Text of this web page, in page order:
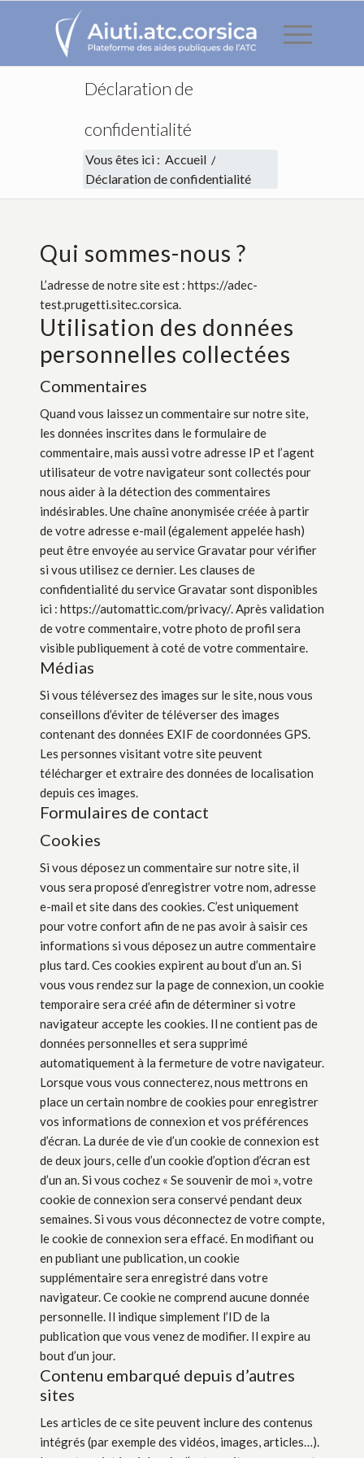
Déclaration de
confidentialité
Vous êtes ici : Accueil /
Déclaration de confidentialité
Déclaration de
Qui sommes-nous ?
L’adresse de notre site est : https://adec-
test.prugetti.sitec.corsica.
Utilisation des données
personnelles collectées
Commentaires
Quand vous laissez un commentaire sur notre site,
les données inscrites dans le formulaire de
commentaire, mais aussi votre adresse IP et l’agent
utilisateur de votre navigateur sont collectés pour
nous aider à la détection des commentaires
indésirables. Une chaîne anonymisée créée à partir
de votre adresse e-mail (également appelée hash)
peut être envoyée au service Gravatar pour vérifier
si vous utilisez ce dernier. Les clauses de
confidentialité du service Gravatar sont disponibles
ici : https://automattic.com/privacy/. Après validation
de votre commentaire, votre photo de profil sera
visible publiquement à coté de votre commentaire.
Médias
Si vous téléversez des images sur le site, nous vous
conseillons d’éviter de téléverser des images
contenant des données EXIF de coordonnées GPS.
Les personnes visitant votre site peuvent
télécharger et extraire des données de localisation
depuis ces images.
Formulaires de contact
Cookies
Si vous déposez un commentaire sur notre site, il
vous sera proposé d’enregistrer votre nom, adresse
e-mail et site dans des cookies. C’est uniquement
pour votre confort afin de ne pas avoir à saisir ces
informations si vous déposez un autre commentaire
plus tard. Ces cookies expirent au bout d’un an. Si
vous vous rendez sur la page de connexion, un cookie
temporaire sera créé afin de déterminer si votre
navigateur accepte les cookies. Il ne contient pas de
données personnelles et sera supprimé
automatiquement à la fermeture de votre navigateur.
Lorsque vous vous connecterez, nous mettrons en
place un certain nombre de cookies pour enregistrer
vos informations de connexion et vos préférences
d’écran. La durée de vie d’un cookie de connexion est
de deux jours, celle d’un cookie d’option d’écran est
d’un an. Si vous cochez « Se souvenir de moi », votre
cookie de connexion sera conservé pendant deux
semaines. Si vous vous déconnectez de votre compte,
le cookie de connexion sera effacé. En modifiant ou
en publiant une publication, un cookie
supplémentaire sera enregistré dans votre
navigateur. Ce cookie ne comprend aucune donnée
personnelle. Il indique simplement l’ID de la
publication que vous venez de modifier. Il expire au
bout d’un jour.
Contenu embarqué depuis d’autres
sites
Les articles de ce site peuvent inclure des contenus
intégrés (par exemple des vidéos, images, articles…).